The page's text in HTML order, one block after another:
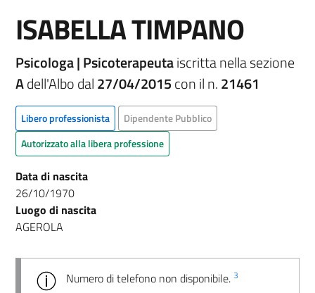
ISABELLA TIMPANO
Psicologa | Psicoterapeutaiscritta nella sezione
Adell'Albo dal27/04/2015con il n.21461
Libero professionista
Dipendente Pubblico
Autorizzato alla libera professione
Data di nascita
26/10/1970
Luogo di nascita
AGEROLA
Numero di telefono non disponibile. 3